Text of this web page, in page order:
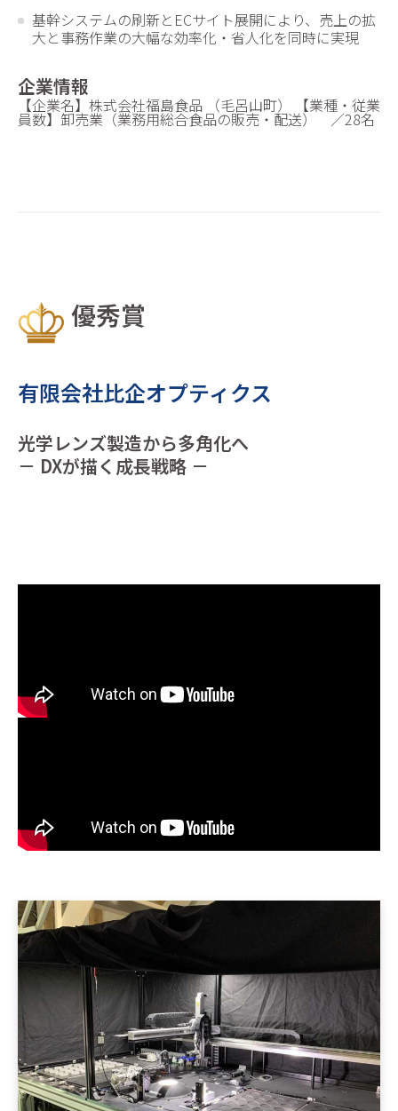
基幹システムの刷新とECサイト展開により、売上の拡
大と事務作業の大幅な効率化・省人化を同時に実現
企業情報
【企業名】株式会社福島食品 （毛呂山町） 【業種・従業
員数】卸売業（業務用総合食品の販売・配送） ／28名
優秀賞
有限会社比企オプティクス
光学レンズ製造から多角化へ
－ DXが描く成長戦略 －